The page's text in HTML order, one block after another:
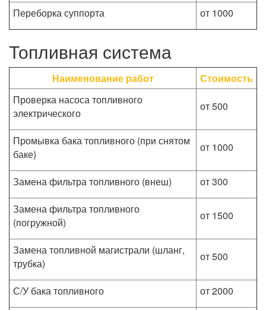
Переборка суппорта от 1000
Топливная система
Наименование работ
Стоимость
Проверка насоса топливного
электрического
от 500
Промывка бака топливного (при снятом
баке)
от 1000
Замена фильтра топливного (внеш)
от 300
Замена фильтра топливного
(погружной)
от 1500
Замена топливной магистрали (шланг,
трубка)
от 500
С/У бака топливного
от 2000